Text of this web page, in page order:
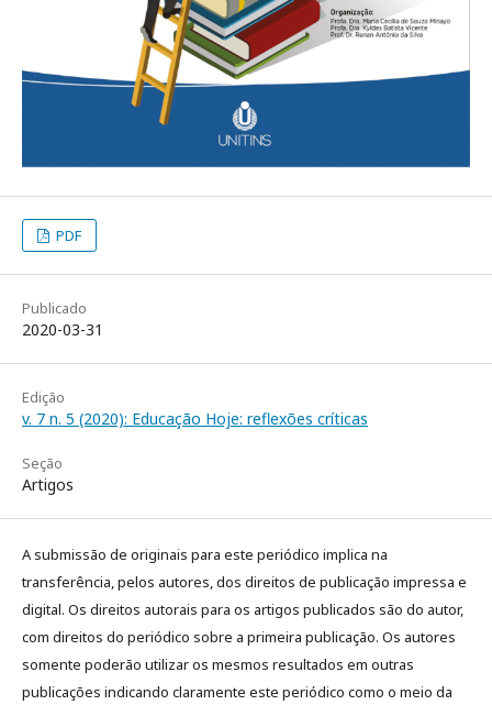
PDF
Publicado
2020-03-31
Edição
v. 7 n. 5 (2020): Educação Hoje: reflexões críticas
Seção
Artigos
A submissão de originais para este periódico implica na
transferência, pelos autores, dos direitos de publicação impressa e
digital. Os direitos autorais para os artigos publicados são do autor,
com direitos do periódico sobre a primeira publicação. Os autores
somente poderão utilizar os mesmos resultados em outras
publicações indicando claramente este periódico como o meio da